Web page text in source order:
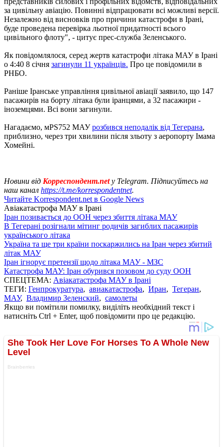
за цивільну авіацію. Повинні відпрацювати всі можливі версії.
Незалежно від висновків про причини катастрофи в Ірані,
буде проведена перевірка льотної придатності всього
цивільного флоту", - цитує прес-служба Зеленського.
Як повідомлялося, серед жертв катастрофи літака МАУ в Ірані
о 4:40 8 січня загинули 11 українців. Про це повідомили в
РНБО.
Раніше Іранське управління цивільної авіації заявило, що 147
пасажирів на борту літака були іранцями, а 32 пасажири -
іноземцями. Всі вони загинули.
Нагадаємо, мPS752 МАУрозбився неподалік від Тегерана,
приблизно, через три хвилини після зльоту з аеропорту Імама
Хомейні.
Новини від Корреспондент.net у Telegram. Підписуйтесь на
наш канал https://t.me/korrespondentnet.
Читайте Korrespondent.net в Google News
Авіакатастрофа МАУ в Ірані
Іран позивається до ООН через збиття літака МАУ
В Тегерані розігнали мітинг родичів загиблих пасажирів
українського літака
Україна та ще три країни поскаржились на Іран через збитий
літак МАУ
Іран ігнорує претензії щодо літака МАУ - МЗС
Катастрофа МАУ: Іран обурився позовом до суду ООН
СПЕЦТЕМА: Авіакатастрофа МАУ в Ірані
ТЕГИ: Генпрокуратура, авиакатастрофа, Иран, Тегеран,
МАУ, Владимир Зеленский, самолеты
Якщо ви помітили помилку, виділіть необхідний текст і
натисніть Ctrl + Enter, щоб повідомити про це редакцію.